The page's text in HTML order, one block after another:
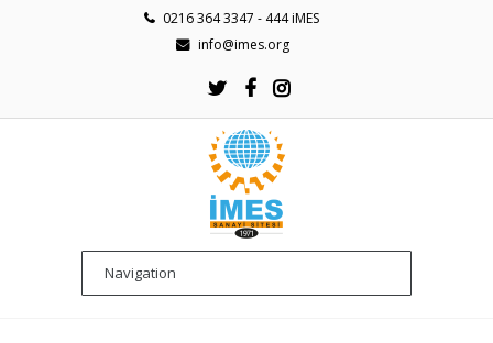
0216 364 3347 - 444 iMES
info@imes.org